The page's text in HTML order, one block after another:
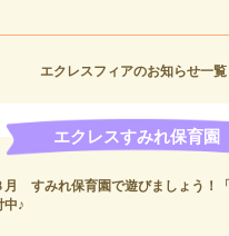
エクレスフィアのお知らせ一覧
エクレスすみれ保育園
月 すみれ保育園で遊びましょう！
♪